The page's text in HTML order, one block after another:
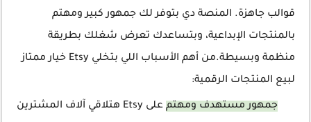
قوالب جاهزة. المنصة دي بتوفر لك جمهور كبير ومهتم
بالمنتجات الإبداعية، وبتساعدك تعرض شغلك بطريقة
منظمة وبسيطة.من أهم الأسباب اللي بتخلي Etsy خيار ممتاز
لبيع المنتجات الرقمية:
جمهور مستهدف ومهتم
على Etsy هتلاقي آلاف المشترين